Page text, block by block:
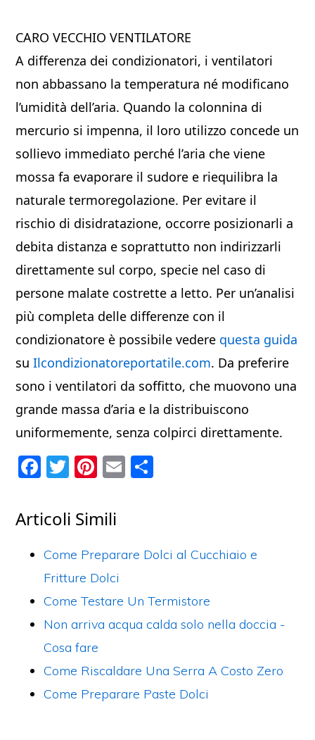
CARO VECCHIO VENTILATORE
A differenza dei condizionatori, i ventilatori
non abbassano la temperatura né modificano
l’umidità dell’aria. Quando la colonnina di
mercurio si impenna, il loro utilizzo concede un
sollievo immediato perché l’aria che viene
mossa fa evaporare il sudore e riequilibra la
naturale termoregolazione. Per evitare il
rischio di disidratazione, occorre posizionarli a
debita distanza e soprattutto non indirizzarli
direttamente sul corpo, specie nel caso di
persone malate costrette a letto. Per un’analisi
più completa delle differenze con il
condizionatore è possibile vedere questa guida
suIlcondizionatoreportatile.com. Da preferire
sono i ventilatori da soffitto, che muovono una
grande massa d’aria e la distribuiscono
uniformemente, senza colpirci direttamente.
F
c
e
b
o
o
k
T
itt
er
Pi
er
e
st
E
vi
Articoli Simili
Come Preparare Dolci al Cucchiaio e
Fritture Dolci
Come Testare Un Termistore
Non arriva acqua calda solo nella doccia -
Cosa fare
Come Riscaldare Una Serra A Costo Zero
Come Preparare Paste Dolci